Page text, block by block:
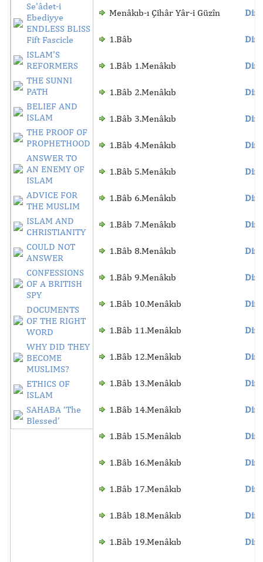
Se'âdet-i
Ebediyye
ENDLESS BLISS
Fift Fascicle
ISLAM'S
REFORMERS
THE SUNNI
PATH
BELIEF AND
ISLAM
THE PROOF OF
PROPHETHOOD
ANSWER TO
AN ENEMY OF
ISLAM
ADVICE FOR
THE MUSLIM
ISLAM AND
CHRISTIANITY
COULD NOT
ANSWER
CONFESSIONS
OF A BRITISH
SPY
DOCUMENTS
OF THE RIGHT
WORD
WHY DID THEY
BECOME
MUSLIMS?
ETHICS OF
ISLAM
SAHABA ‘The
Blessed’
Menâkıb-ı Çihâr Yâr-i Güzîn
1.Bâb
1.Bâb 1.Menâkıb
1.Bâb 2.Menâkıb
1.Bâb 3.Menâkıb
1.Bâb 4.Menâkıb
1.Bâb 5.Menâkıb
1.Bâb 6.Menâkıb
1.Bâb 7.Menâkıb
1.Bâb 8.Menâkıb
1.Bâb 9.Menâkıb
1.Bâb 10.Menâkıb
1.Bâb 11.Menâkıb
1.Bâb 12.Menâkıb
1.Bâb 13.Menâkıb
1.Bâb 14.Menâkıb
1.Bâb 15.Menâkıb
1.Bâb 16.Menâkıb
1.Bâb 17.Menâkıb
1.Bâb 18.Menâkıb
1.Bâb 19.Menâkıb